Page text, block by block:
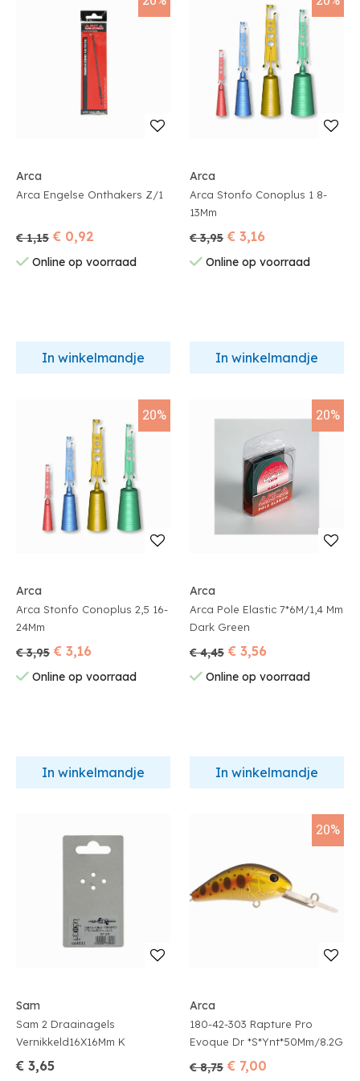
Arca
Arca Engelse Onthakers Z/1
€ 1,15 € 0,92
Online op voorraad
In winkelmandje
Arca
Arca Stonfo Conoplus 1 8-
13Mm
€ 3,95 € 3,16
Online op voorraad
In winkelmandje
20%
Arca
Arca Stonfo Conoplus 2,5 16-
24Mm
€ 3,95 € 3,16
Online op voorraad
In winkelmandje
20%
Arca
Arca Pole Elastic 7*6M/1,4 Mm
Dark Green
€ 4,45 € 3,56
Online op voorraad
In winkelmandje
Sam
Sam 2 Draainagels
Vernikkeld16X16Mm K
€ 3,65
20%
Arca
180-42-303 Rapture Pro
Evoque Dr *S*Ynt*50Mm/8.2G
€ 8,75 € 7,00